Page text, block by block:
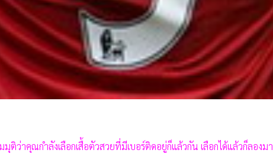
ว่าคุณกำลังเลือกเสื้อตัวสวยที่มีเบอร์ติดอยู่ก็แล้วกัน เลือกได้แล้วก็ลองมา